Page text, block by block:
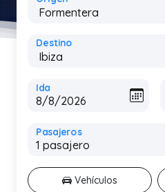
Destino
Ida
Pasajeros
Vehículos